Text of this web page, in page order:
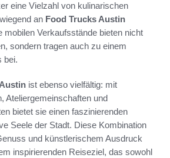
eine Vielzahl von kulinarischen
an Food Trucks Austin
mobilen Verkaufsstände bieten nicht
sondern tragen auch zu einem
bei.
ist ebenso vielfältig: mit
Ateliergemeinschaften und
bietet sie einen faszinierenden
Seele der Stadt. Diese Kombination
und künstlerischem Ausdruck
inspirierenden Reiseziel, das sowohl